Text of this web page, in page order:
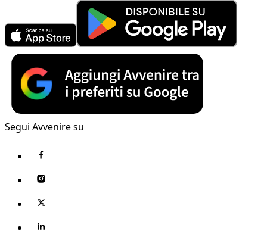
Segui Avvenire su